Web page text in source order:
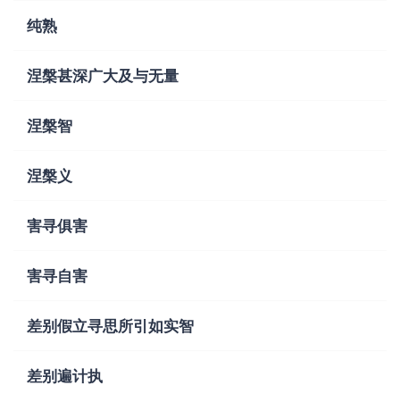
纯熟
涅槃甚深广大及与无量
涅槃智
涅槃义
害寻俱害
害寻自害
差别假立寻思所引如实智
差别遍计执